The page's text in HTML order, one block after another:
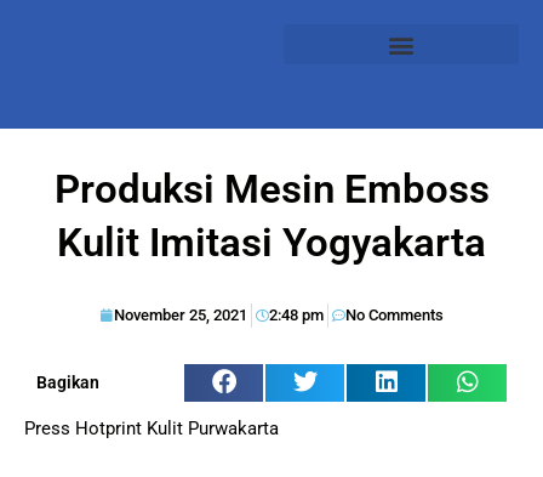
Produksi Mesin Emboss
Kulit Imitasi Yogyakarta
November 25, 2021 2:48 pm No Comments
Bagikan
Press Hotprint Kulit Purwakarta